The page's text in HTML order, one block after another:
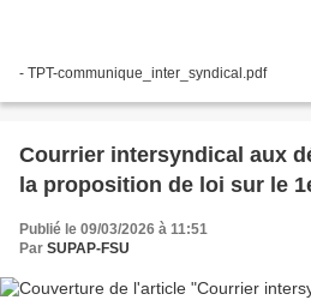
- TPT-communique_inter_syndical.pdf
Courrier intersyndical aux
la proposition de loi sur le
Publié le 09/03/2026 à 11:51
Par SUPAP-FSU